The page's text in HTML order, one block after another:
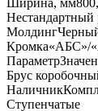
Ширина, мм
Нестандартный
Молдинг
Кромка«АБС»/
Параметр
Брус
Наличник
Ступенчатые